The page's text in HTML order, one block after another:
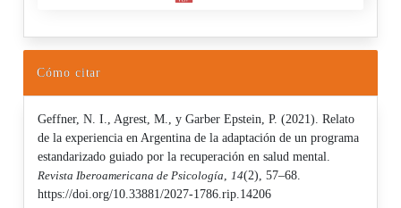
Cómo citar
Geffner, N. I., Agrest, M., y Garber Epstein, P. (2021). Relato
de la experiencia en Argentina de la adaptación de un programa
estandarizado guiado por la recuperación en salud mental.
Revista Iberoamericana de Psicología
14(2), 57–68.
https://doi.org/10.33881/2027-1786.rip.14206